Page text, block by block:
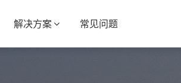
解决方案 常见问题